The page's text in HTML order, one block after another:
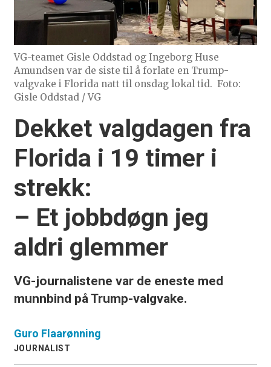
VG-teamet Gisle Oddstad og Ingeborg Huse
Amundsen var de siste til å forlate en Trump-
valgvake i Florida natt til onsdag lokal tid. Foto:
Gisle Oddstad / VG
Dekket valgdagen fra
Florida i 19 timer i
strekk:
– Et jobbdøgn jeg
aldri glemmer
VG-journalistene var de eneste med
munnbind på Trump-valgvake.
Guro Flaarønning
JOURNALIST